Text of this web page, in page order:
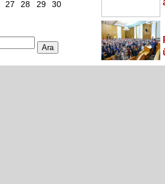
27 28 29
30